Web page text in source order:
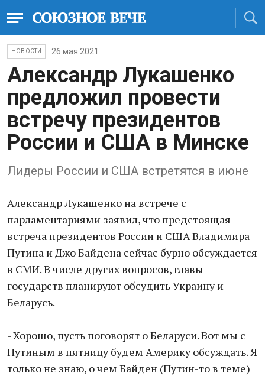
НОВОСТИ 26 мая 2021
Александр Лукашенко
предложил провести
встречу президентов
России и США в Минске
Лидеры России и США встретятся в июне
Александр Лукашенко на встрече с
парламентариями заявил, что предстоящая
встреча президентов России и США Владимира
Путина и Джо Байдена сейчас бурно обсуждается
в СМИ. В числе других вопросов, главы
государств планируют обсудить Украину и
Беларусь.
- Хорошо, пусть поговорят о Беларуси. Вот мы с
Путиным в пятницу будем Америку обсуждать. Я
только не знаю, о чем Байден (Путин-то в теме)